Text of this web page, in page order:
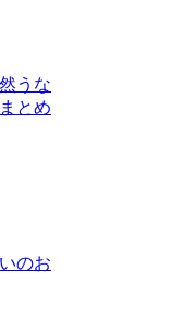
うな
とめ
のお